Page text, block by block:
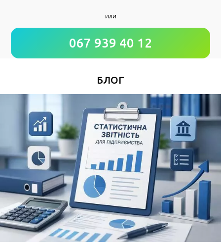
Как к Вам обращаться?
Удобное время для звонка
Поля, отмеченные знаком
обязательны к
заполнению
Нажимая кнопку Отправить Вы соглашаетесь с
Пользовательским соглашением
или
067 939 40 12
БЛОГ